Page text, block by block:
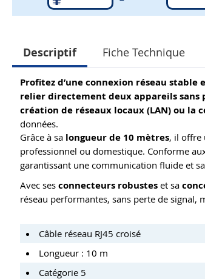
Descriptif Fiche Technique
Profitez d’une connexion réseau stable
relier directement deux appareils sans
création de réseaux locaux (LAN) ou la
données.
Grâce à sa longueur de 10 mètres, il offre
professionnel ou domestique. Conforme
garantissant une communication fluide et
Avec ses connecteurs robustes et sa
réseau performantes, sans perte de signal,
Câble réseau RJ45 croisé
Longueur : 10 m
Catégorie 5